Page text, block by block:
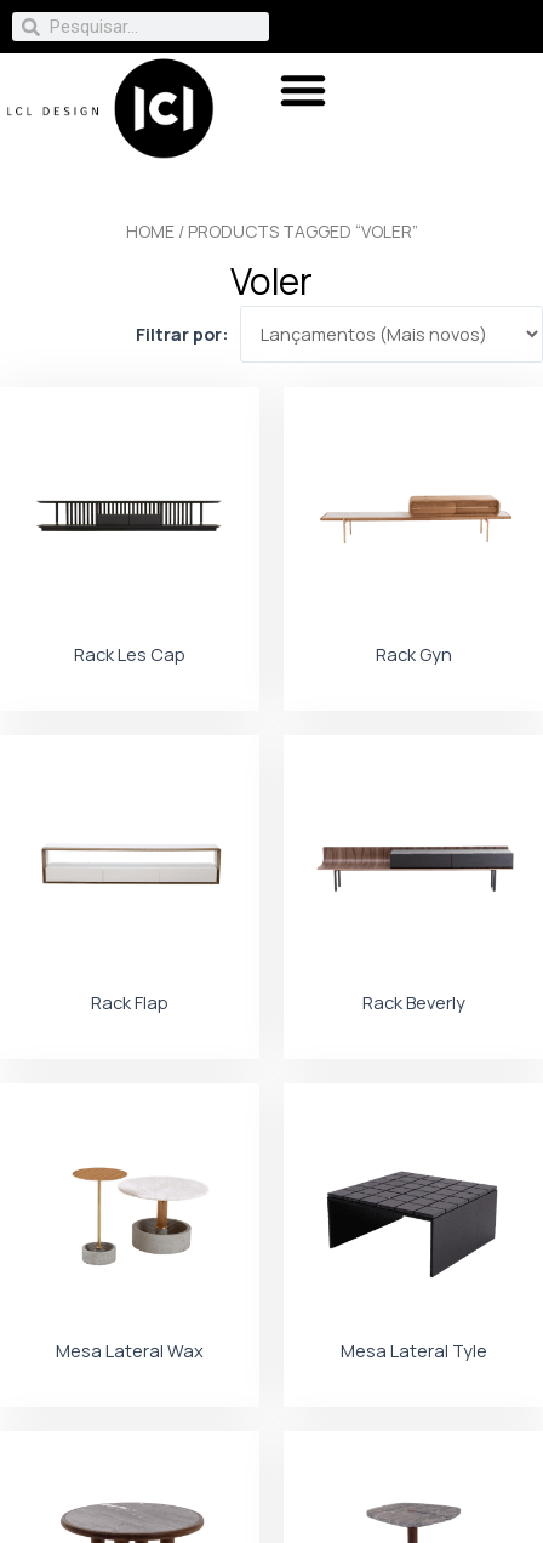
HOME/ PRODUCTS TAGGED “VOLER”
Voler
Filtrar por:
Rack Les Cap Rack Gyn
Rack Flap Rack Beverly
Mesa Lateral Wax Mesa Lateral Tyle